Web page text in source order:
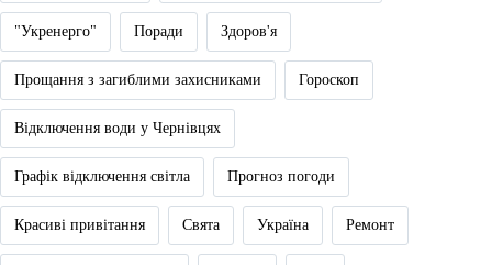
"Укренерго" Поради Здоров'я
Прощання з загиблими захисниками Гороскоп
Відключення води у Чернівцях
Графік відключення світла Прогноз погоди
Красиві привітання Свята Україна Ремонт